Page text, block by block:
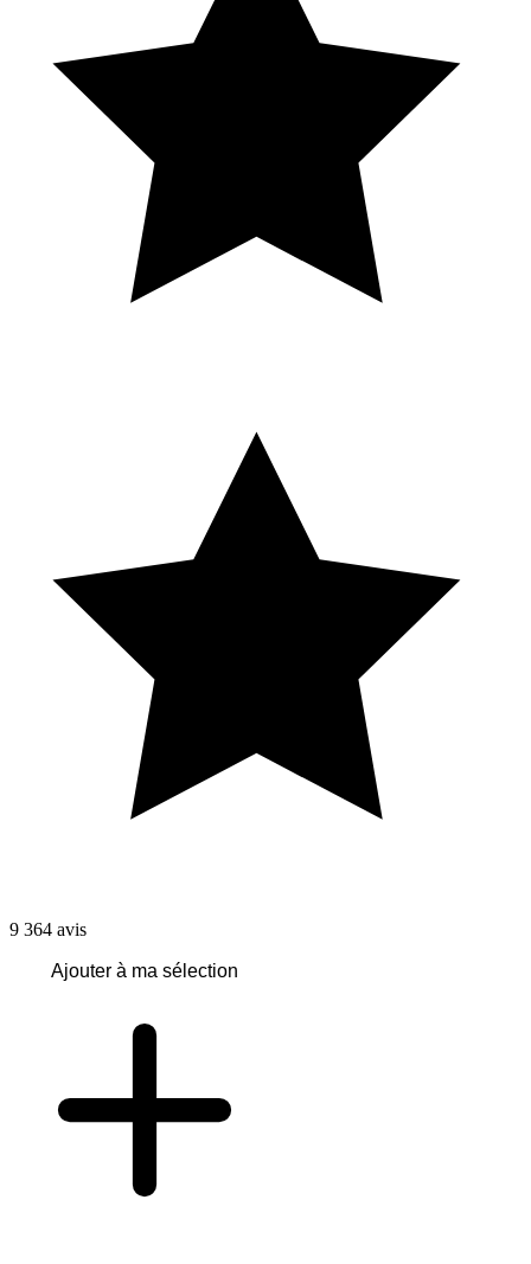
9 364 avis
Ajouter à ma sélection